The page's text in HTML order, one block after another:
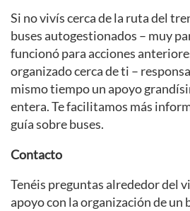
Si no vivís cerca de la ruta del
buses autogestionados – muy
funcionó para acciones
organizado cerca de ti –
mismo tiempo un apoyo
entera. Te facilitamos más
guía sobre buses.
Contacto
Tenéis preguntas alrededor del
apoyo con la organización de un